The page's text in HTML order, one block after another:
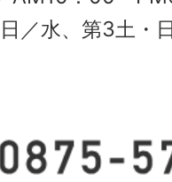
／水、第3土・